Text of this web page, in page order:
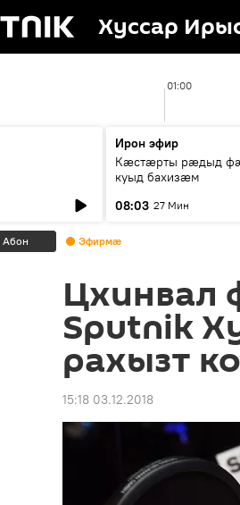
Хуссар
01:00
Ирон эфир
Кæстæрты рæдыд
куыд бахизæм
08:03 27 Мин
Абон Эфирмæ
Цхинвал
Sputnik
рахызт
15:18 03.12.2018